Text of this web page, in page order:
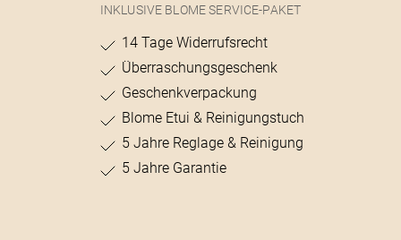
INKLUSIVE BLOME SERVICE-PAKET
14 Tage Widerrufsrecht
Überraschungsgeschenk
Geschenkverpackung
Blome Etui & Reinigungstuch
5 Jahre Reglage & Reinigung
5 Jahre Garantie